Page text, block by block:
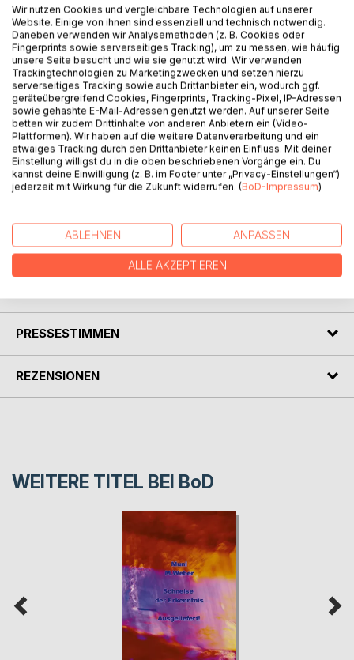
In diesem Buch geht es um das Wesentliche:
Darum, wer wir wirklich sind, um Leben und Tod, und
warum das, was wir als Leben bezeichnen, eigentlich der
Tod ist und das wahre Leben jenseits davon.
Es geht um Bewusstheit, Meditation und Stille und darum,
wie wir diese Welt als Illusion und das, was wir wirklich sind,
erkennen können, um uns zu befreien.
Die Worte im Buch wurden von Muni in seinen Satsangs
gesprochen und dann in konzentrierter Form
aufgeschrieben, um einen kurzen Überblick über
wesentliche Aspekte seines authentischen Wissens zu
Leitfaden für Menschen, die Antworten auf ihre
existenziellen Fragen suchen.
PRESSESTIMMEN
REZENSIONEN
WEITERE TITEL BEI BoD
Wir nutzen Cookies und vergleichbare Technologien auf unserer
Website. Einige von ihnen sind essenziell und technisch notwendig.
Daneben verwenden wir Analysemethoden (z. B. Cookies oder
Fingerprints sowie serverseitiges Tracking), um zu messen, wie häufig
unsere Seite besucht und wie sie genutzt wird. Wir verwenden
Trackingtechnologien zu Marketingzwecken und setzen hierzu
serverseitiges Tracking sowie auch Drittanbieter ein, wodurch ggf.
geräteübergreifend Cookies, Fingerprints, Tracking-Pixel, IP-Adressen
sowie gehashte E-Mail-Adressen genutzt werden. Auf unserer Seite
betten wir zudem Drittinhalte von anderen Anbietern ein (Video-
Plattformen). Wir haben auf die weitere Datenverarbeitung und ein
etwaiges Tracking durch den Drittanbieter keinen Einfluss. Mit deiner
Einstellung willigst du in die oben beschriebenen Vorgänge ein. Du
kannst deine Einwilligung (z. B. im Footer unter „Privacy-Einstellungen“)
jederzeit mit Wirkung für die Zukunft widerrufen. (BoD-Impressum)
ABLEHNEN ANPASSEN
ALLE AKZEPTIEREN